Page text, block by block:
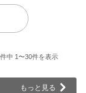
中 1〜30件を表示
もっと見る